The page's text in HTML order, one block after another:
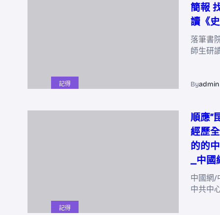
記得
簡報
讀《史
落筆書
師生研
Byadmin
記得
順應“
經歷
的的
_中國
中國網/
中共中